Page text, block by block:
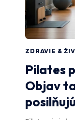
ZDRAVIE &
Pilates
Objav